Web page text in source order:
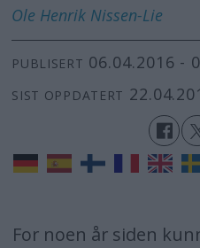
Ole Henrik Nissen-Lie
PUBLISERT 06.04.2016 -
SIST OPPDATERT
For noen år siden